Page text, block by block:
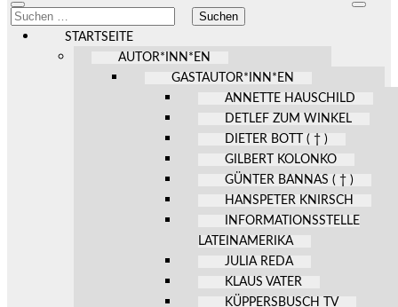
Mobile-
Menü
ein-/ausblenden
Suchen
nach:
STARTSEITE
AUTOR*INN*EN
GASTAUTOR*INN*EN
ANNETTE HAUSCHILD
DETLEF ZUM WINKEL
DIETER BOTT ( † )
GILBERT KOLONKO
GÜNTER BANNAS ( † )
HANSPETER KNIRSCH
INFORMATIONSSTELLE
LATEINAMERIKA
JULIA REDA
KLAUS VATER
KÜPPERSBUSCH TV